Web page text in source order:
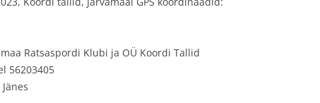
Ratsaspordi Klubi ja OÜ Koordi Tallid
56203405